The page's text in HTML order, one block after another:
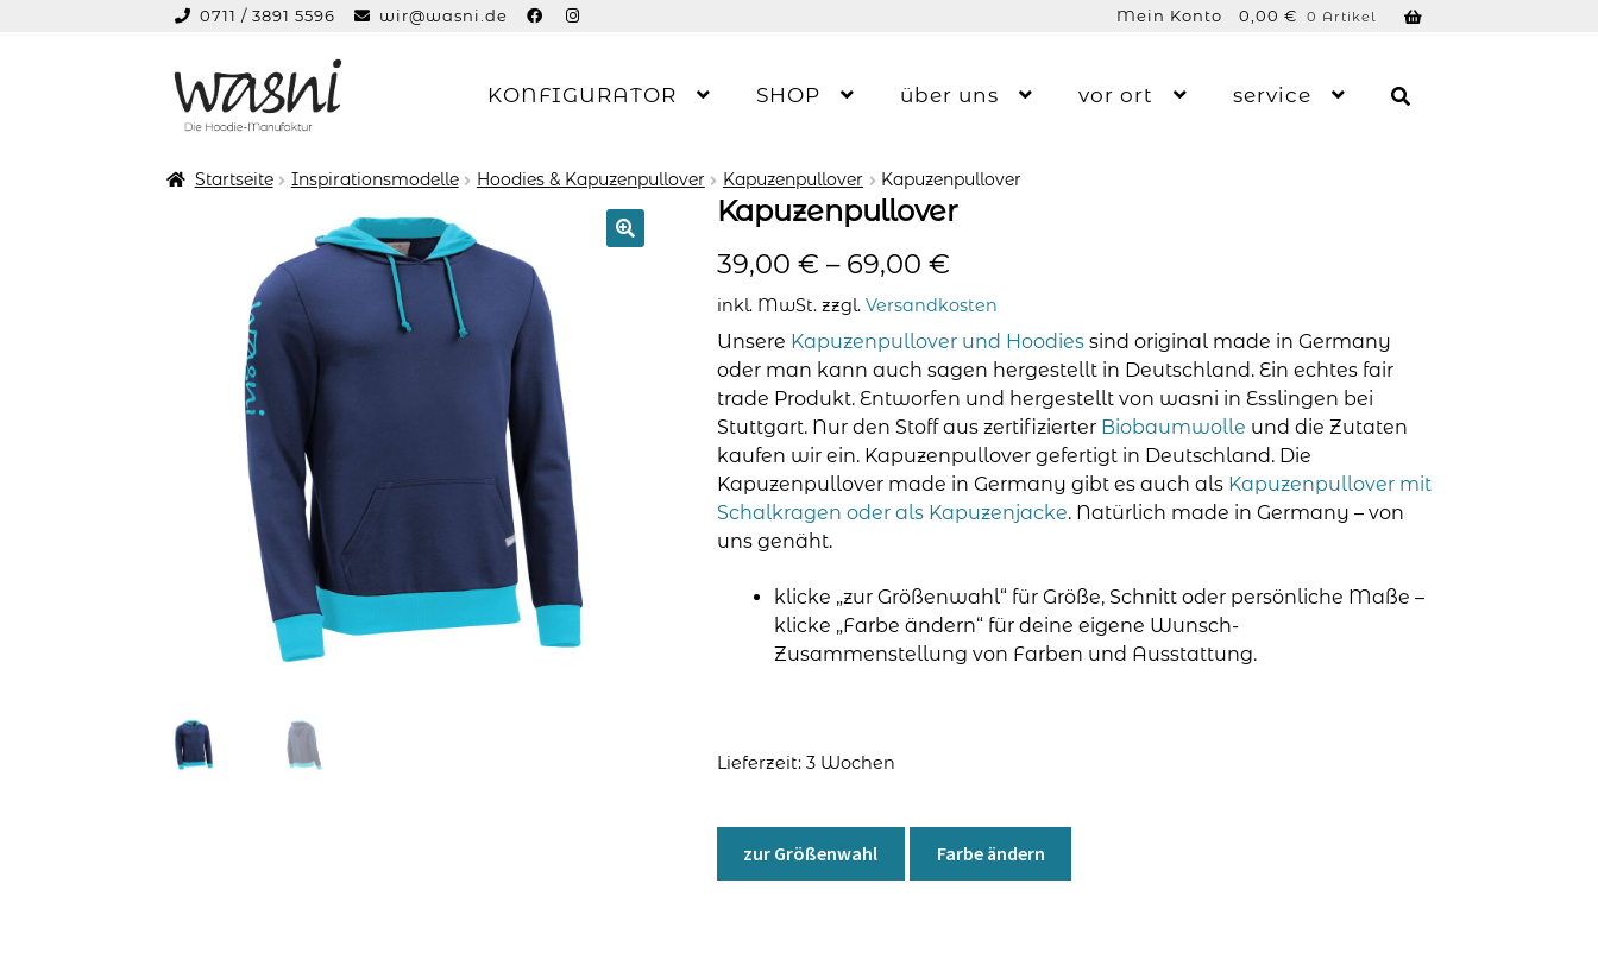
0,00 € 0 Artikel
0711 / 3891 5596 wir@wasni.de Mein Konto
Zur
springen
Zum
springen
KONFIGURATOR SHOP über uns vor ort service
Startseite Inspirationsmodelle Hoodies & Kapuzenpullover Kapuzenpullover Kapuzenpullover
Kapuzenpullover
39,00 € – 69,00 €
inkl. MwSt. zzgl. Versandkosten
Unsere Kapuzenpullover und Hoodiessind original made in Germany
oder man kann auch sagen hergestellt in Deutschland. Ein echtes fair
trade Produkt. Entworfen und hergestellt von wasni in Esslingen bei
Stuttgart. Nur den Stoff aus zertifizierter Biobaumwolle und die Zutaten
kaufen wir ein. Kapuzenpullover gefertigt in Deutschland. Die
Kapuzenpullover made in Germany gibt es auch als Kapuzenpullover mit
Schalkragen oder als Kapuzenjacke. Natürlich made in Germany – von
uns genäht.
klicke „zur Größenwahl“ für Größe, Schnitt oder persönliche Maße –
klicke „Farbe ändern“ für deine eigene Wunsch-
Zusammenstellung von Farben und Ausstattung.
Lieferzeit: 3 Wochen
zur Größenwahl Farbe ändern